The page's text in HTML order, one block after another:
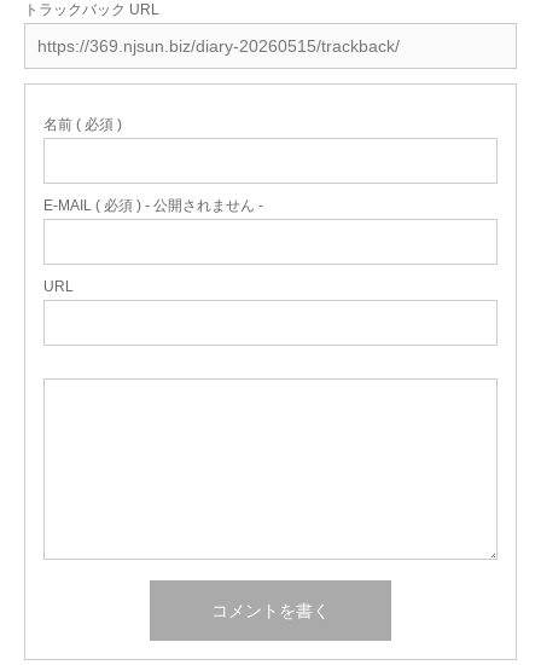
トラックバック URL
名前 ( 必須 )
E-MAIL ( 必須 ) - 公開されません -
URL